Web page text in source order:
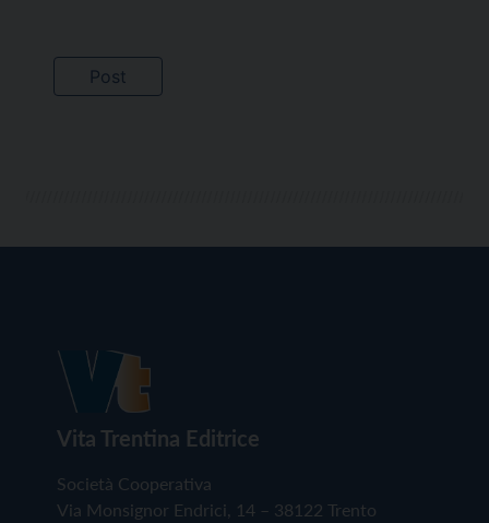
Vita Trentina Editrice
Società Cooperativa
Via Monsignor Endrici, 14 – 38122 Trento